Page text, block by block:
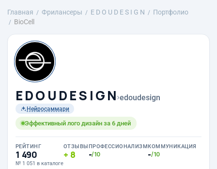
Главная Фрилансеры E D O U D E S I G N
Портфолио
BioCell
E D O U D E S I G N›edoudesign
Нейросаммари
Эффективный лого дизайн за 6 дней
РЕЙТИНГ
1 490
№ 1 051 в каталоге
ОТЗЫВЫ
8
ПРОФЕССИОНАЛИЗМ
-/10
КОММУНИКАЦИЯ
-/10